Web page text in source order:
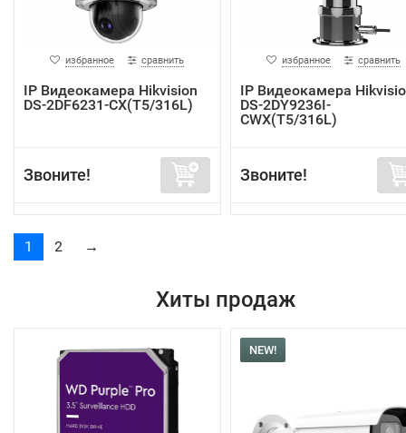
избранное сравнить
IP Видеокамера Hikvision
DS-2DF6231-CX(T5/316L)
Звоните!
избранное сравнить
IP Видеокамера
DS-2DY9236I-
CWX(T5/316L)
Звоните!
1 2 →
Хиты продаж
NEW!